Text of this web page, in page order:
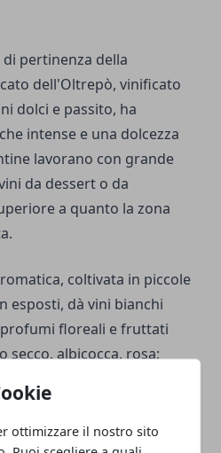
ottimizzare il nostro sito
di pertinenza della
dell'Oltrepò, vinificato
dolci e passito, ha
intense e una dolcezza
lavorano con grande
da dessert o da
a quanto la zona
coltivata in piccole
esposti, dà vini bianchi
floreali e fruttati
albicocca, rosa;
in cantina, ma nelle
personalità aromatica